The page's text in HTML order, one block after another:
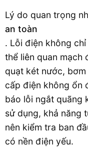
Lý do quan trọng
an toàn
. Lỗi điện không
thể liên quan mạch
quạt két nước, bơm
cấp điện không ổn
báo lỗi ngắt quãng
sử dụng, khả năng
nên kiểm tra ban
có nền điện yếu.